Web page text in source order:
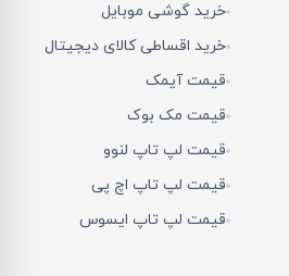
خرید گوشی موبایل
خرید اقساطی کالای دیجیتال
قیمت آیمک
قیمت مک بوک
قیمت لپ تاپ لنوو
قیمت لپ تاپ اچ پی
قیمت لپ تاپ ایسوس